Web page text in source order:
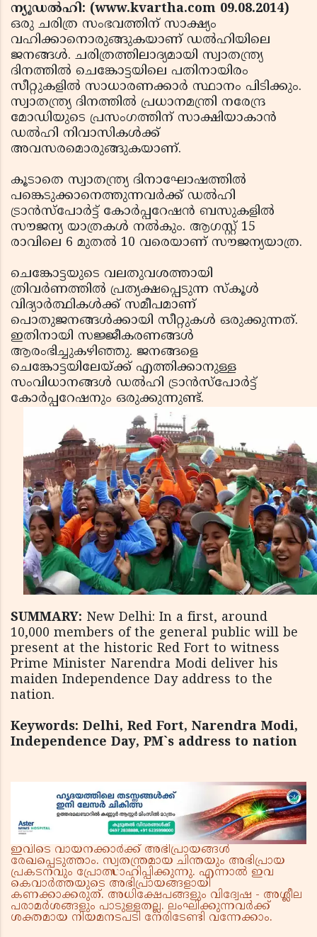
ന്യൂഡല്‍ഹി: (www.kvartha.com 09.08.2014)
ഒരു ചരിത്ര സംഭവത്തിന് സാക്ഷ്യം
വഹിക്കാനൊരുങ്ങുകയാണ് ഡല്‍ഹിയിലെ
ജനങ്ങള്‍. ചരിത്രത്തിലാദ്യമായി സ്വാതന്ത്ര്യ
ദിനത്തില്‍ ചെങ്കോട്ടയിലെ പതിനായിരം
സീറ്റുകളില്‍ സാധാരണക്കാര്‍ സ്ഥാനം പിടിക്കും.
സ്വാതന്ത്ര്യ ദിനത്തില്‍ പ്രധാനമന്ത്രി നരേന്ദ്ര
മോഡിയുടെ പ്രസംഗത്തിന് സാക്ഷിയാകാന്‍
ഡല്‍ഹി നിവാസികള്‍ക്ക്
അവസരമൊരുങ്ങുകയാണ്.
കൂടാതെ സ്വാതന്ത്ര്യ ദിനാഘോഷത്തില്‍
പങ്കെടുക്കാനെത്തുന്നവര്‍ക്ക് ഡല്‍ഹി
ട്രാന്‍സ്‌പോര്‍ട്ട് കോര്‍പ്പറേഷന്‍ ബസുകളില്‍
സൗജന്യ യാത്രകള്‍ നല്‍കും. ആഗസ്റ്റ് 15
രാവിലെ 6 മുതല്‍ 10 വരെയാണ് സൗജന്യയാത്ര.
ചെങ്കോട്ടയുടെ വലതുവശത്തായി
ത്രിവര്‍ണത്തില്‍ പ്രത്യക്ഷപ്പെടുന്ന സ്‌കൂള്‍
വിദ്യാര്‍ത്ഥികള്‍ക്ക് സമീപമാണ്
പൊതുജനങ്ങള്‍ക്കായി സീറ്റുകള്‍ ഒരുക്കുന്നത്.
ഇതിനായി സജ്ജീകരണങ്ങള്‍
ആരംഭിച്ചുകഴിഞ്ഞു. ജനങ്ങളെ
ചെങ്കോട്ടയിലേയ്ക്ക് എത്തിക്കാനുള്ള
സംവിധാനങ്ങള്‍ ഡല്‍ഹി ട്രാന്‍സ്‌പോര്‍ട്ട്
കോര്‍പ്പറേഷനും ഒരുക്കുന്നുണ്ട്.
SUMMARY: New Delhi: In a first, around
10,000 members of the general public will be
present at the historic Red Fort to witness
Prime Minister Narendra Modi deliver his
maiden Independence Day address to the
nation.
Keywords: Delhi, Red Fort, Narendra Modi,
Independence Day, PM`s address to nation
ഇവിടെ വായനക്കാർക്ക് അഭിപ്രായങ്ങൾ
രേഖപ്പെടുത്താം. സ്വതന്ത്രമായ ചിന്തയും അഭിപ്രായ
പ്രകടനവും പ്രോത്സാഹിപ്പിക്കുന്നു. എന്നാൽ ഇവ
കെവാർത്തയുടെ അഭിപ്രായങ്ങളായി
കണക്കാക്കരുത്. അധിക്ഷേപങ്ങളും വിദ്വേഷ - അശ്ലീല
പരാമർശങ്ങളും പാടുള്ളതല്ല. ലംഘിക്കുന്നവർക്ക്
ശക്തമായ നിയമനടപടി നേരിടേണ്ടി വന്നേക്കാം.